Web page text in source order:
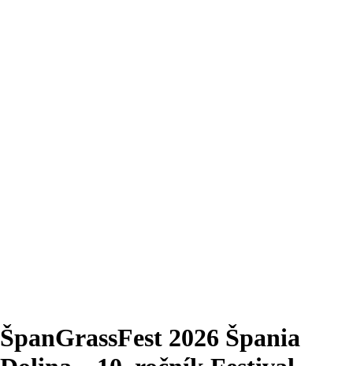
ŠpanGrassFest 2026 Špania